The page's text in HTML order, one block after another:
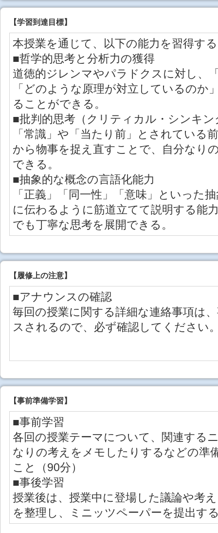
【学習到達目標】
本授業を通じて、以下の能力を習得す
■哲学的思考と分析力の獲得
道徳的ジレンマやパラドクスに対し、
「どのような原理が対立しているのか
ることができる。
■批判的思考（クリティカル・シンキン
「常識」や「当たり前」とされている
から物事を捉え直すことで、自分なり
できる。
■抽象的な概念の言語化能力
「正義」「同一性」「意味」といった
に伝わるように筋道立てて説明する能
でも丁寧な思考を展開できる。
【 履修上の注意】
■アナウンスの確認
毎回の授業に関する詳細な連絡事項は
スされるので、必ず確認してください
【事前準備学習】
■事前学習
各回の授業テーマについて、関連する
なりの考えをメモしたりするなどの準
こと（90分）
■事後学習
授業後は、授業中に登場した議論や考
を整理し、ミニッツペーパーを提出す